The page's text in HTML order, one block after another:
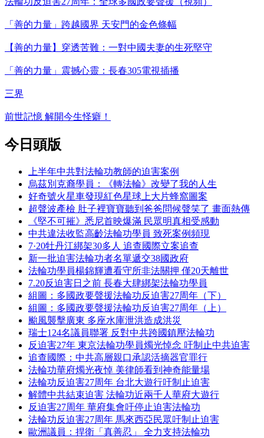
「善的力量」跨越國界 天安門的金色條幅
【善的力量】穿透苦難：一對中國夫妻的生死堅守
「善的力量」震撼心靈：長春305電視插播
三界
前世記憶 解開今生怪癖！
今日頭版
上半年中共對法輪功教師的迫害案例
烏茲別克裔學員：《轉法輪》改變了我的人生
好奇號火星車發現紅色星球上大片蜂窩圖案
超聲波產檢 肚子裡寶寶聽到爸爸問候聲笑了 畫面熱傳
《堅不可摧》悉尼首映爆滿 民眾明真相受感動
中共違法收監高齡法輪功學員 致死案例頻現
7·20牡丹江綁架30多人 追查國際立案追查
新一批迫害法輪功者名單遞交38國政府
法輪功學員楊錦輝遭看守所非法關押 僅20天離世
7.20反迫害日之前 長春大肆綁架法輪功學員
組圖：多國政要聲援法輪功反迫害27周年（下）
組圖：多國政要聲援法輪功反迫害27周年（上）
颱風襲擊廣東 多座水庫泄洪造成洪災
瑞士124名議員聯署 反對中共跨國鎮壓法輪功
反迫害27年 東京法輪功學員燭光悼念 吁制止中共迫害
追查國際：中共高層親口承認活摘器官罪行
法輪功華府燭光夜悼 美律師看到神奇能量場
法輪功反迫害27周年 台北大遊行吁制止迫害
解體中共結束迫害 法輪功近兩千人華府大遊行
反迫害27周年 華府集會吁停止迫害法輪功
法輪功反迫害27周年 馬來西亞民眾吁制止迫害
歐洲議員：捍衛「真善忍」 全力支持法輪功